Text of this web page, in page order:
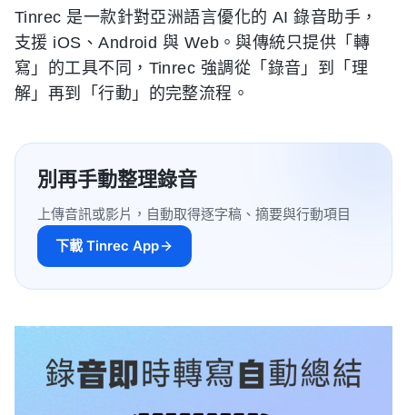
Tinrec 是一款針對亞洲語言優化的 AI 錄音助手，
支援 iOS、Android 與 Web。與傳統只提供「轉
寫」的工具不同，Tinrec 強調從「錄音」到「理
解」再到「行動」的完整流程。
別再手動整理錄音
上傳音訊或影片，自動取得逐字稿、摘要與行動項目
下載 Tinrec App